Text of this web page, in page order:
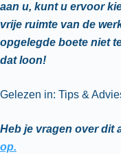
aan u, kunt u ervoor
vrije ruimte van de
opgelegde boete niet
dat loon!
Gelezen in: Tips &
Heb je vragen over dit
op.